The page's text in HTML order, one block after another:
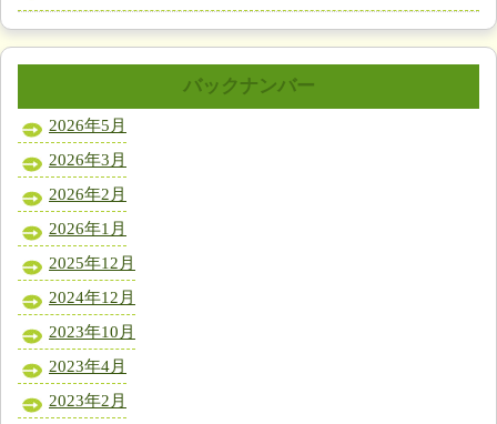
バックナンバー
2026年5月
2026年3月
2026年2月
2026年1月
2025年12月
2024年12月
2023年10月
2023年4月
2023年2月